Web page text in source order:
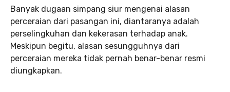
Banyak dugaan simpang siur mengenai alasan
perceraian dari pasangan ini, diantaranya adalah
perselingkuhan dan kekerasan terhadap anak.
Meskipun begitu, alasan sesungguhnya dari
perceraian mereka tidak pernah benar-benar resmi
diungkapkan.